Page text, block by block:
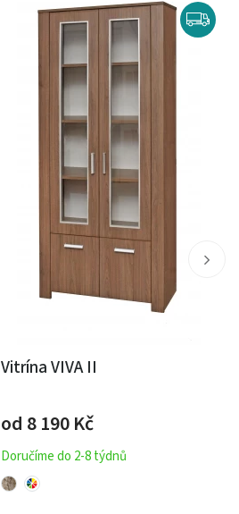
Vitrína VIVA II
od 8 190Kč
Doručíme do 2-8 týdnů